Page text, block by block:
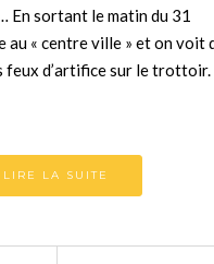
En sortant le matin du 31
au « centre ville » et on voit
feux d’artifice sur le trottoir.
LIRE LA SUITE